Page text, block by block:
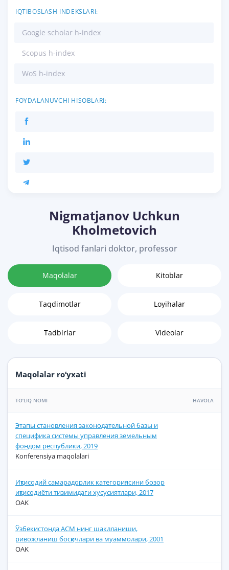
IQTIBOSLASH INDEKSLARI:
Google scholar h-index
Scopus h-index
WoS h-index
FOYDALANUVCHI HISOBLARI:
Nigmatjanov Uchkun
Kholmetovich
Iqtisod fanlari doktor, professor
Maqolalar Kitoblar
Taqdimotlar Loyihalar
Tadbirlar Videolar
Maqolalar ro‘yxati
TO‘LIQ NOMI HAVOLA
Этапы становления законодательной базы и
специфика системы управления земельным
фондом республики, 2019
Konferensiya maqolalari
Иқтисодий самарадорлик категориясини бозор
иқтисодиёти тизимидаги хусусиятлари, 2017
OAK
Ўзбекистонда АСМ нинг шаклланиши,
ривожланиш босқичлари ва муаммолари, 2001
OAK